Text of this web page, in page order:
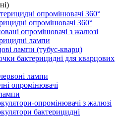
опромінювачі 360°
опромінювачі з жалюзі
лампи
лампи (тубус-кварц)
бактерицидні для кварцових
лампи
опромінювачі
опромінювачі з жалюзі
бактерицидні